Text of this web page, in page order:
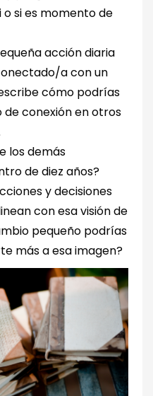
si es momento de
acción diaria
a con un
cómo podrías
conexión en otros
los demás
de diez años?
y decisiones
con esa visión de
pequeño podrías
más a esa imagen?